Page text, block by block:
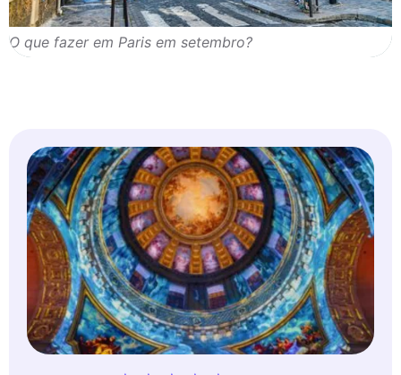
O que fazer em Paris em setembro?